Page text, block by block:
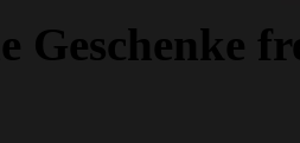
Geschenke